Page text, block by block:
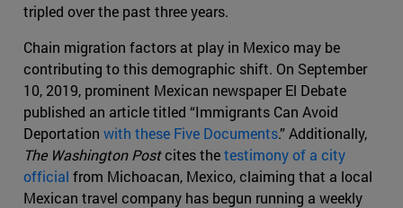
tripled over the past three years.
Chain migration factors at play in Mexico may be
contributing to this demographic shift. On September
10, 2019, prominent Mexican newspaper El Debate
published an article titled “Immigrants Can Avoid
Deportation with these Five Documents.” Additionally,
The Washington Postcites thetestimony of a city
official from Michoacan, Mexico, claiming that a local
Mexican travel company has begun running a weekly